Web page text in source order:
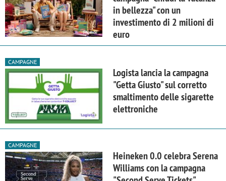
in bellezza" con un
investimento di 2 milioni di
euro
CAMPAGNE
Logista lancia la campagna
"Getta Giusto" sul corretto
smaltimento delle sigarette
elettroniche
CAMPAGNE
Heineken 0.0 celebra Serena
Williams con la campagna